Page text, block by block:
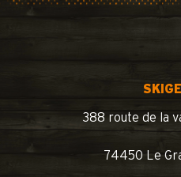
388 route de la
74450 Le